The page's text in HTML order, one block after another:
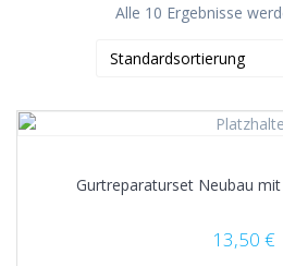
Alle 10 Ergebnisse
Gurtreparaturset Neubau
13,50 €